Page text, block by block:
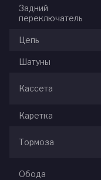
Задний
переключатель
Цепь
Шатуны
Кассета
Каретка
Тормоза
Обода